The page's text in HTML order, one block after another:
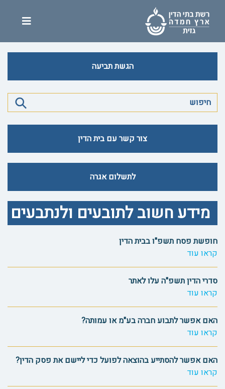
הגשת תביעה
צור קשר עם בית הדין
לתשלום אגרה
מידע חשוב לתובעים ולנתבעים
חופשת פסח תשפ"ו בבית הדין
קראו עוד
סדרי הדין תשפ"ה עלו לאתר
קראו עוד
האם אפשר לתבוע חברה בע"מ או עמותה?
קראו עוד
האם אפשר להסתייע בהוצאה לפועל כדי ליישם את פסק הדין?
קראו עוד